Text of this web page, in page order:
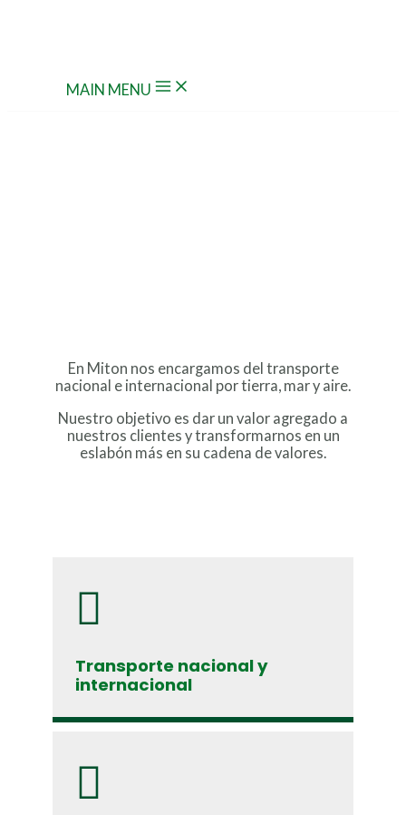
MAIN MENU
En Miton nos encargamos del transporte
nacional e internacional por tierra, mar y aire.
Nuestro objetivo es dar un valor agregado a
nuestros clientes y transformarnos en un
eslabón más en su cadena de valores.
Transporte nacional y
internacional